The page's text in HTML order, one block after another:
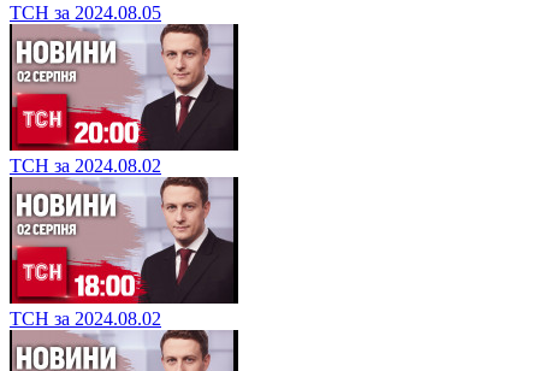
ТСН за 2024.08.05
ТСН за 2024.08.02
ТСН за 2024.08.02